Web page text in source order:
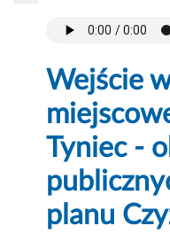
Wejście
Tyniec -
planu